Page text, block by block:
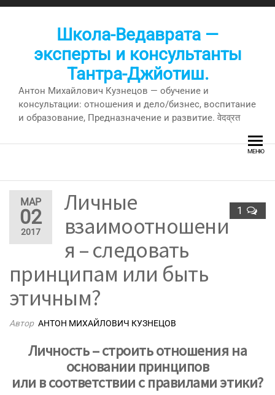
Перейти
Школа-Ведаврата —
эксперты и консультанты
Тантра-Джйотиш.
Антон Михайлович Кузнецов — обучение и
консультации: отношения и дело/бизнес, воспитание
и образование, Предназначение и развитие. वेदव्रत
МЕНЮ
МАР
02
2017
1
Личные
взаимоотношени
я – следовать
принципам или быть
этичным?
Автор АНТОН МИХАЙЛОВИЧ КУЗНЕЦОВ
Личность – строить отношения на
основании принципов
или в соответствии с правилами этики?